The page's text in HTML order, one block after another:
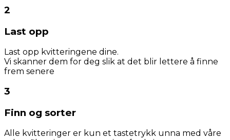
2
Last opp
Last opp kvitteringene dine.
Vi skanner dem for deg slik at det blir lettere å finne
frem senere
3
Finn og sorter
Alle kvitteringer er kun et tastetrykk unna med våre